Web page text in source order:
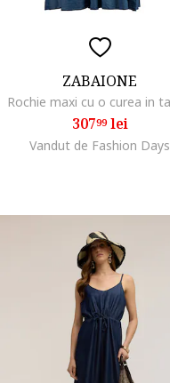
ZABAIONE
30799lei
Vandut de Fashion Days